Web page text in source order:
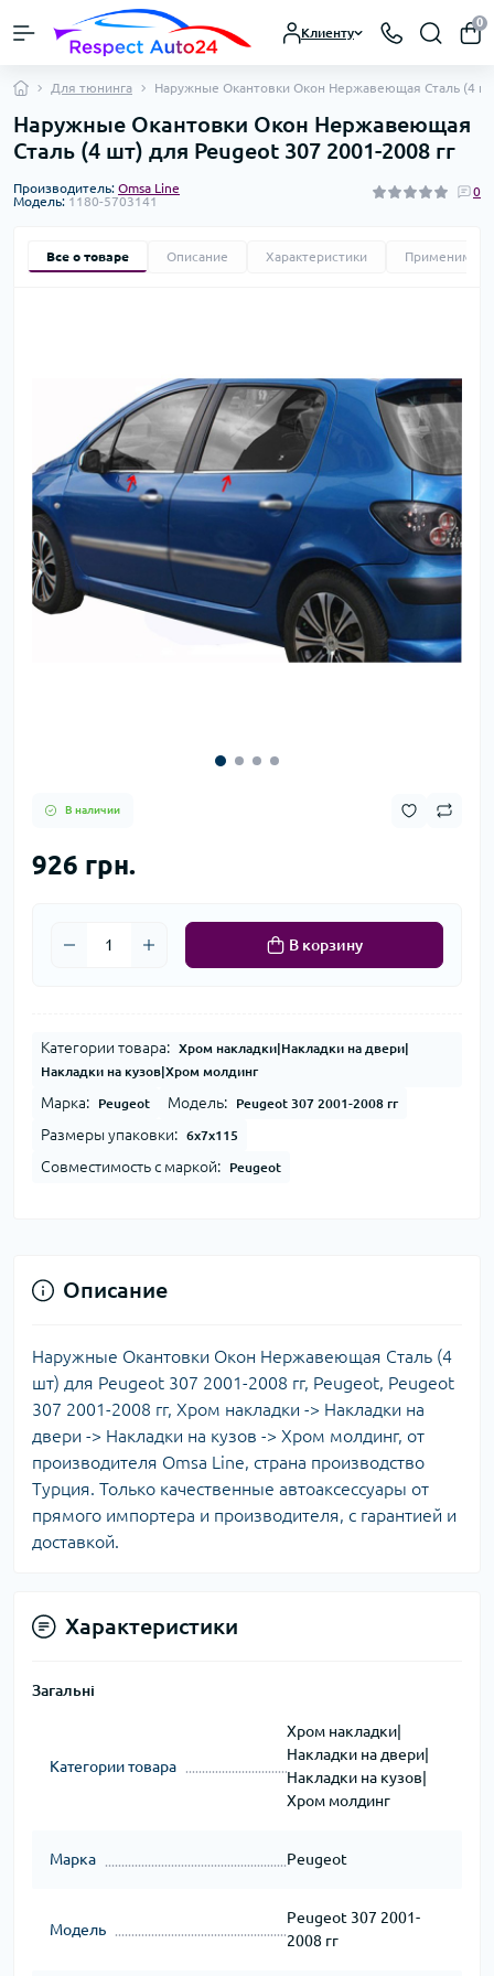
Клиенту
0
Для тюнинга Наружные Окантовки Окон Нержавеющая Сталь (4
Наружные Окантовки Окон Нержавеющая
Сталь (4 шт) для Peugeot 307 2001-2008 гг
Производитель: Omsa Line
Модель: 1180-5703141
0
Все о товаре Описание Характеристики
В наличии
926 грн.
В корзину
Категории товара:
Хром накладки|Накладки на двери|
Накладки на кузов|Хром молдинг
Марка: Peugeot Модель: Peugeot 307 2001-2008 гг
Размеры упаковки: 6x7x115
Совместимость с маркой: Peugeot
Описание
Наружные Окантовки Окон Нержавеющая Сталь (4
шт) для Peugeot 307 2001-2008 гг, Peugeot, Peugeot
307 2001-2008 гг, Хром накладки -> Накладки на
двери -> Накладки на кузов -> Хром молдинг, от
производителя Omsa Line, страна производство
Турция. Только качественные автоаксессуары от
прямого импортера и производителя, с гарантией и
доставкой.
Характеристики
Загальні
Категории товара
Хром накладки|
Накладки на двери|
Накладки на кузов|
Хром молдинг
Марка Peugeot
Модель
Peugeot 307 2001-
2008 гг